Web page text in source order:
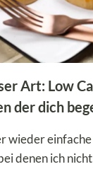
Art: Low
der dich
wieder
denen ich